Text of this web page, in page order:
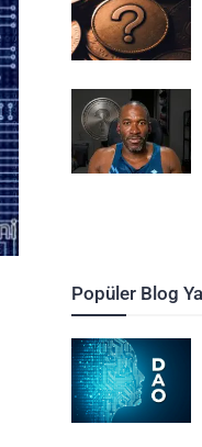
Popüler Blog